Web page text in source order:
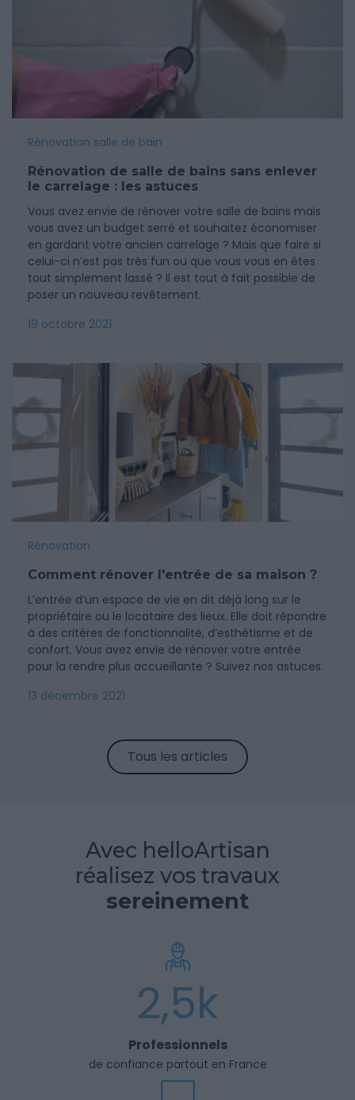
Rénovation salle de bain
Rénovation de salle de bains sans enlever
le carrelage : les astuces
Vous avez envie de rénover votre salle de bains mais
vous avez un budget serré et souhaitez économiser
en gardant votre ancien carrelage ? Mais que faire si
celui-ci n’est pas très fun ou que vous vous en êtes
tout simplement lassé ? Il est tout à fait possible de
poser un nouveau revêtement.
19 octobre 2021
Rénovation
Comment rénover l'entrée de sa maison ?
L’entrée d’un espace de vie en dit déjà long sur le
propriétaire ou le locataire des lieux. Elle doit répondre
à des critères de fonctionnalité, d’esthétisme et de
confort. Vous avez envie de rénover votre entrée
pour la rendre plus accueillante ? Suivez nos astuces.
13 décembre 2021
Tous les articles
Avec helloArtisan
réalisez vos travaux
sereinement
2,5k
Professionnels
de confiance partout en France